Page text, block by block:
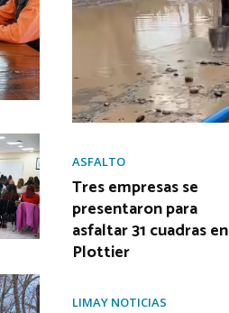
ASFALTO
Tres empresas se
presentaron para
asfaltar 31 cuadras en
Plottier
LIMAY NOTICIAS